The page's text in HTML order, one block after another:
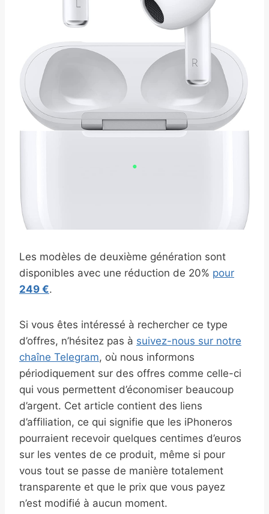
Les modèles de deuxième génération sont
disponibles avec une réduction de 20% pour
249 €.
Si vous êtes intéressé à rechercher ce type
d’offres, n’hésitez pas à suivez-nous sur notre
chaîne Telegram, où nous informons
périodiquement sur des offres comme celle-ci
qui vous permettent d’économiser beaucoup
d’argent. Cet article contient des liens
d’affiliation, ce qui signifie que les iPhoneros
pourraient recevoir quelques centimes d’euros
sur les ventes de ce produit, même si pour
vous tout se passe de manière totalement
transparente et que le prix que vous payez
n’est modifié à aucun moment.